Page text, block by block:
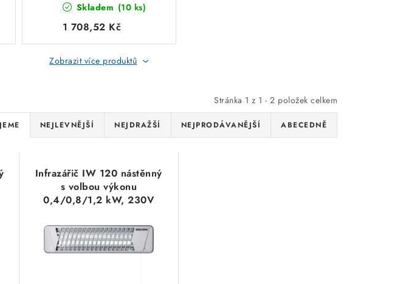
kW, 230V Stiebel
Eltron
Skladem (10 ks)
1 708,52 Kč
Zobrazit více produktů
Stránka 1 z 1 - 2 položek celkem
NEJLEVNĚJŠÍ NEJDRAŽŠÍ NEJPRODÁVANĚJŠÍ ABECEDNĚ
Infrazářič IW 120 nástěnný
s volbou výkonu
0,4/0,8/1,2 kW, 230V